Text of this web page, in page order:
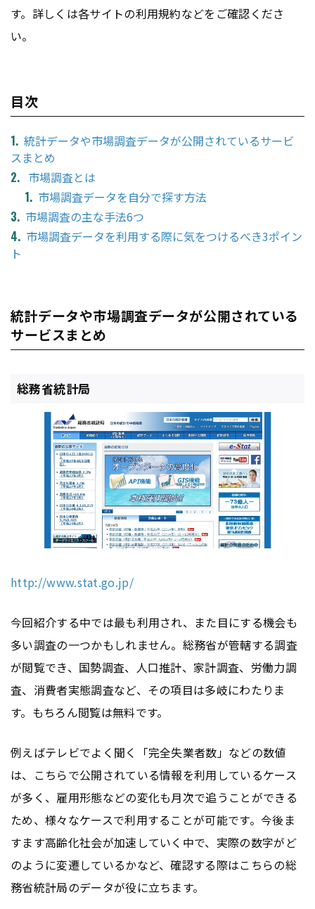
す。詳しくは各サイトの利用規約などをご確認くださ
い。
目次
統計データや市場調査データが公開されているサービ
スまとめ
市場調査とは
市場調査データを自分で探す方法
市場調査の主な手法6つ
市場調査データを利用する際に気をつけるべき3ポイン
ト
統計データや市場調査データが公開されている
サービスまとめ
総務省統計局
http://www.stat.go.jp/
今回紹介する中では最も利用され、また目にする機会も
多い調査の一つかもしれません。総務省が管轄する調査
が閲覧でき、国勢調査、人口推計、家計調査、労働力調
査、消費者実態調査など、その項目は多岐にわたりま
す。もちろん閲覧は無料です。
例えばテレビでよく聞く「完全失業者数」などの数値
は、こちらで公開されている情報を利用しているケース
が多く、雇用形態などの変化も月次で追うことができる
ため、様々なケースで利用することが可能です。今後ま
すます高齢化社会が加速していく中で、実際の数字がど
のように変遷しているかなど、確認する際はこちらの総
務省統計局のデータが役に立ちます。